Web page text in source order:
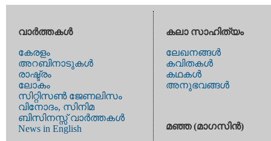
വാര്‍ത്തകള്‍
കേരളം
അറബിനാടുകള്‍
രാഷ്ട്രം
ലോകം
സിറ്റിസണ്‍ ജേണലിസം
വിനോദം, സിനിമ
ബിസിനസ്സ് വാര്‍ത്തകള്‍
News in English
കലാ സാഹിത്യം
ലേഖനങ്ങള്‍
കവിതകള്‍
കഥകള്‍
അനുഭവങ്ങള്‍
മഞ്ഞ (മാഗസിന്‍)